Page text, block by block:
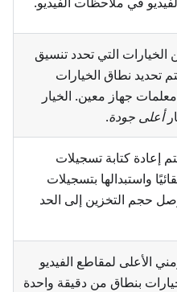
الخيارات التي تحدد تنسيق
تحديد نطاق الخيارات
جهاز معين. الخيار
أعلى جودة.
إعادة كتابة تسجيلات
واستبدالها بتسجيلات
حجم التخزين إلى الحد
الأعلى لمقاطع الفيديو
بنطاق من دقيقة واحدة